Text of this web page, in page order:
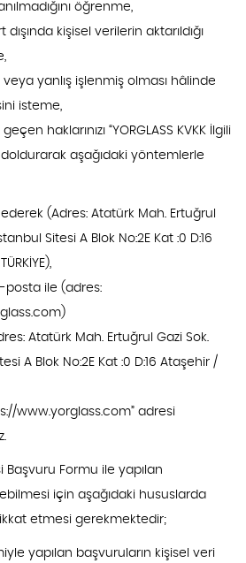
öğrenme,
kişisel verilerin aktarıldığı
veya yanlış işlenmiş olması hâlinde
isteme,
haklarınızı “YORGLASS KVKK İlgili
doldurarak aşağıdaki yöntemlerle
(Adres: Atatürk Mah. Ertuğrul
Sitesi A Blok No:2E Kat :0 D:16
posta ile (adres:
)
Atatürk Mah. Ertuğrul Gazi Sok.
A Blok No:2E Kat :0 D:16 Ataşehir /
www.yorglass.com” adresi
Başvuru Formu ile yapılan
için aşağıdaki hususlarda
etmesi gerekmektedir;
yapılan başvuruların kişisel veri